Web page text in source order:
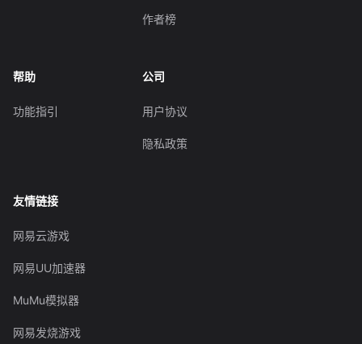
作者榜
帮助
功能指引
公司
用户协议
隐私政策
友情链接
网易云游戏
网易UU加速器
MuMu模拟器
网易发烧游戏